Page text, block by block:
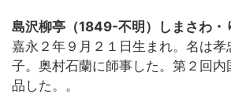
島沢柳亭（1849-不明）しまさわ・
嘉永２年９月２１日生まれ。名は孝
子。奥村石蘭に師事した。第２回内
品した。。